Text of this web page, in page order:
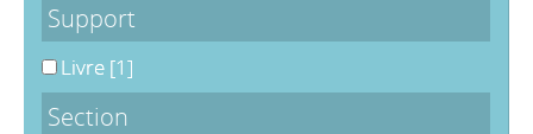
Support
Livre [1]
Section